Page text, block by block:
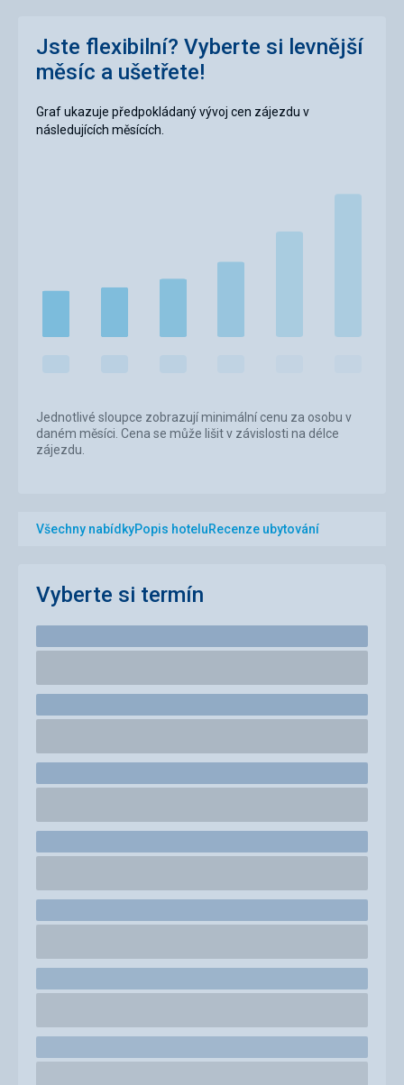
Jste flexibilní? Vyberte si levnější
měsíc a ušetřete!
Graf ukazuje předpokládaný vývoj cen zájezdu v
následujících měsících.
Jednotlivé sloupce zobrazují minimální cenu za osobu v
daném měsíci. Cena se může lišit v závislosti na délce
zájezdu.
Všechny nabídkyPopis hoteluRecenze ubytování
Vyberte si termín